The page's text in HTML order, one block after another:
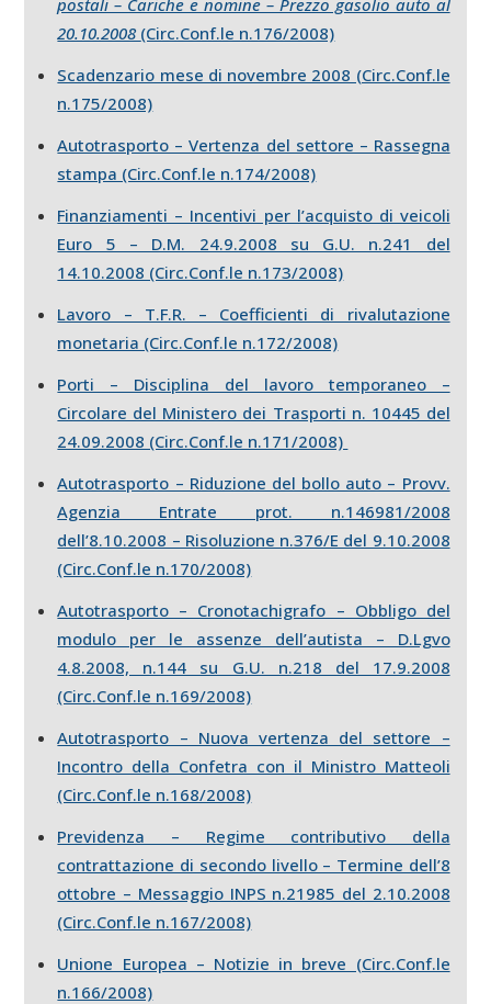
20.10.2008 (Circ.Conf.le n.176/2008)
Scadenzario mese di novembre 2008 (Circ.Conf.le
n.175/2008)
Autotrasporto – Vertenza del settore – Rassegna
stampa (Circ.Conf.le n.174/2008)
Finanziamenti – Incentivi per l’acquisto di veicoli
Euro 5 – D.M. 24.9.2008 su G.U. n.241 del
14.10.2008 (Circ.Conf.le n.173/2008)
Lavoro – T.F.R. – Coefficienti di rivalutazione
monetaria (Circ.Conf.le n.172/2008)
Porti – Disciplina del lavoro temporaneo –
Circolare del Ministero dei Trasporti n. 10445 del
24.09.2008 (Circ.Conf.le n.171/2008)
Autotrasporto – Riduzione del bollo auto – Provv.
Agenzia Entrate prot. n.146981/2008
dell’8.10.2008 – Risoluzione n.376/E del 9.10.2008
(Circ.Conf.le n.170/2008)
Autotrasporto – Cronotachigrafo – Obbligo del
modulo per le assenze dell’autista – D.Lgvo
4.8.2008, n.144 su G.U. n.218 del 17.9.2008
(Circ.Conf.le n.169/2008)
Autotrasporto – Nuova vertenza del settore –
Incontro della Confetra con il Ministro Matteoli
(Circ.Conf.le n.168/2008)
Previdenza – Regime contributivo della
contrattazione di secondo livello – Termine dell’8
ottobre – Messaggio INPS n.21985 del 2.10.2008
(Circ.Conf.le n.167/2008)
Unione Europea – Notizie in breve (Circ.Conf.le
n.166/2008)